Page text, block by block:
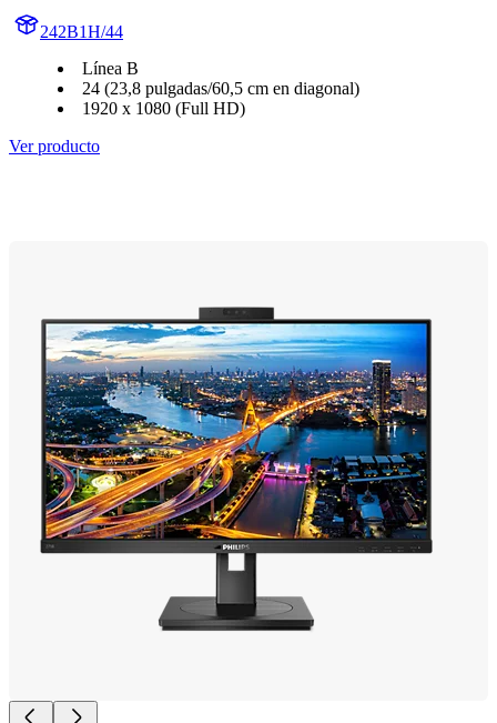
242B1H/44
Línea B
24 (23,8 pulgadas/60,5 cm en diagonal)
1920 x 1080 (Full HD)
Ver producto